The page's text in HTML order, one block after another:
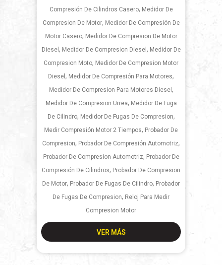
Compresión De Cilindros Casero, Medidor De
Compresion De Motor, Medidor De Compresión De
Motor Casero, Medidor De Compresion De Motor
Diesel , Medidor De Compresion Diesel , Medidor De
Compresion Moto, Medidor De Compresion Motor
Diesel , Medidor De Compresión Para Motores,
Medidor De Compresion Para Motores Diesel ,
Medidor De Compresion Urrea, Medidor De Fuga
De Cilindro, Medidor De Fugas De Compresion,
Medir Compresión Motor 2 Tiempos, Probador De
Compresion, Probador De Compresión Automotriz,
Probador De Compresion Automotriz, Probador De
Compresión De Cilindros, Probador De Compresion
De Motor, Probador De Fugas De Cilindro, Probador
De Fugas De Compresion, Reloj Para Medir
Compresion Motor
VER MÁS